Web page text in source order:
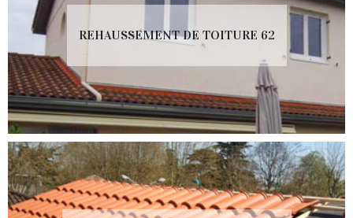
REHAUSSEMENT DE TOITURE 62